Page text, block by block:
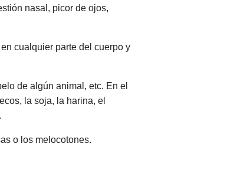
nasal, picor de ojos,
cualquier parte del cuerpo y
de algún animal, etc. En el
la soja, la harina, el
o los melocotones.